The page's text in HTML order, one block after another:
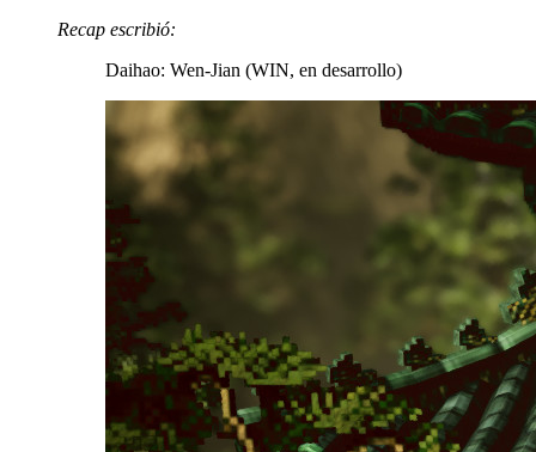
Recap escribió:
Daihao: Wen-Jian (WIN, en desarrollo)